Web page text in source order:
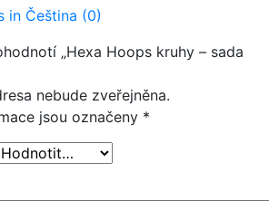
in Čeština (0)
„Hexa Hoops kruhy – sada
nebude zveřejněna.
jsou označeny *